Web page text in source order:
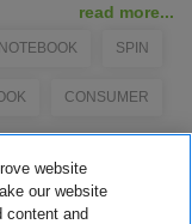
read more...
NOTEBOOK SPIN
CONSUMER
website
our website
content and